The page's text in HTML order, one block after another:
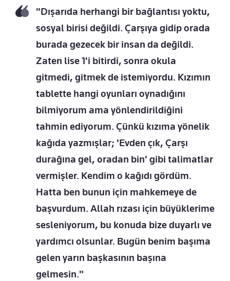
"Dışarıda herhangi bir bağlantısı yoktu,
sosyal birisi değildi. Çarşıya gidip orada
burada gezecek bir insan da değildi.
Zaten lise 1'i bitirdi, sonra okula
gitmedi, gitmek de istemiyordu. Kızımın
tablette hangi oyunları oynadığını
bilmiyorum ama yönlendirildiğini
tahmin ediyorum. Çünkü kızıma yönelik
kağıda yazmışlar; 'Evden çık, Çarşı
durağına gel, oradan bin' gibi talimatlar
vermişler. Kendim o kağıdı gördüm.
Hatta ben bunun için mahkemeye de
başvurdum. Allah rızası için büyüklerime
sesleniyorum, bu konuda bize duyarlı ve
yardımcı olsunlar. Bugün benim başıma
gelen yarın başkasının başına
gelmesin."